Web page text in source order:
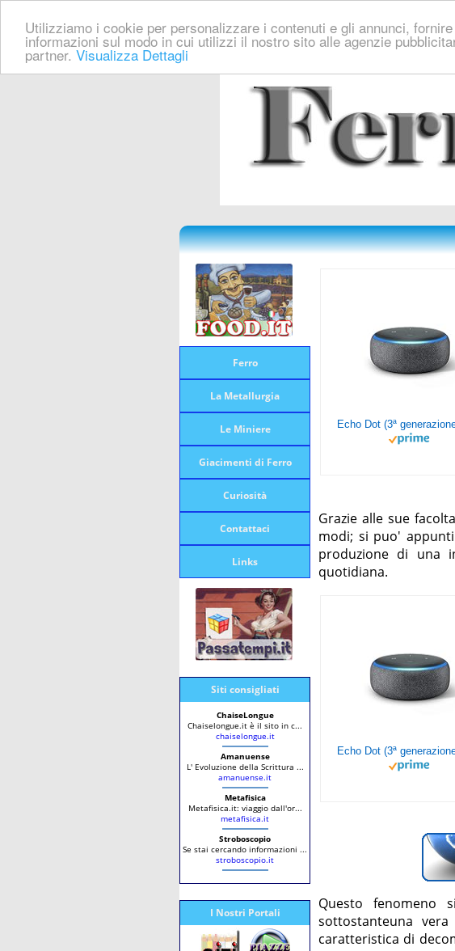
Utilizziamo i cookie per personalizzare i contenuti e gli annunci,
informazioni sul modo in cui utilizzi il nostro sito alle agenzie
partner. Visualizza Dettagli
Ferro
La Metallurgia
Le Miniere
Giacimenti di Ferro
Curiosità
Contattaci
Links
Siti consigliati
ChaiseLongue
Chaiselongue.it è il sito in c...
chaiselongue.it
Amanuense
L' Evoluzione della Scrittura ...
amanuense.it
Metafisica
Metafisica.it: viaggio dall'or...
metafisica.it
Stroboscopio
Se stai cercando informazioni ...
stroboscopio.it
I Nostri Portali
Grazie alle sue
modi; si puo'
produzione di una
quotidiana.
Questo
sottostanteuna
caratteristica di